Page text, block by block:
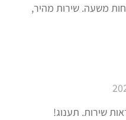
משעה. שירות מהיר,
שירות. תענוג!